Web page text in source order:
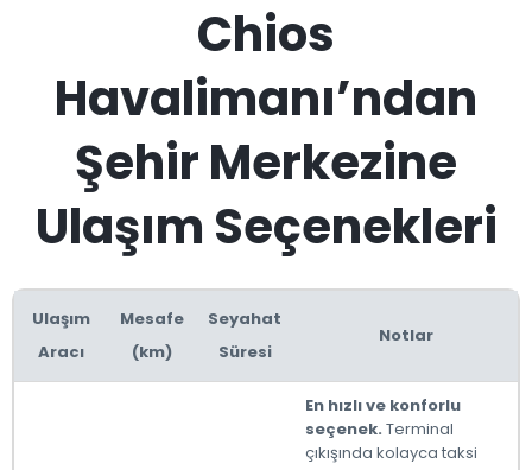
Chios
Havalimanı’ndan
Şehir Merkezine
Ulaşım Seçenekleri
Ulaşım
Aracı
Mesafe
(km)
Seyahat
Süresi
Notlar
En hızlı ve konforlu
seçenek. Terminal
çıkışında kolayca taksi